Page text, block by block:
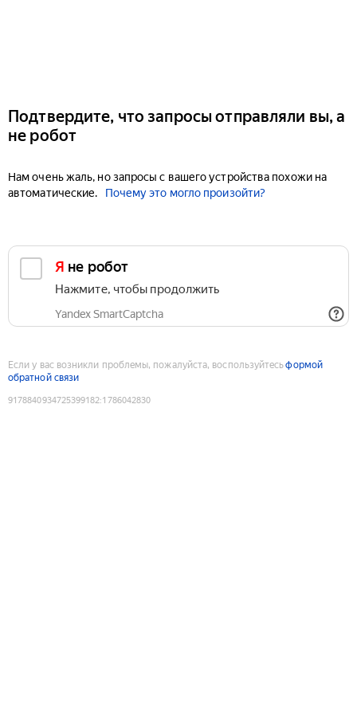
Подтвердите, что запросы отправляли вы, а
не робот
Нам очень жаль, но запросы с вашего устройства похожи на
автоматические.
Почему это могло произойти?
Я не робот
Нажмите, чтобы продолжить
Yandex SmartCaptcha
Если у вас возникли проблемы, пожалуйста, воспользуйтесьформой
обратной связи
9178840934725399182:1786042830